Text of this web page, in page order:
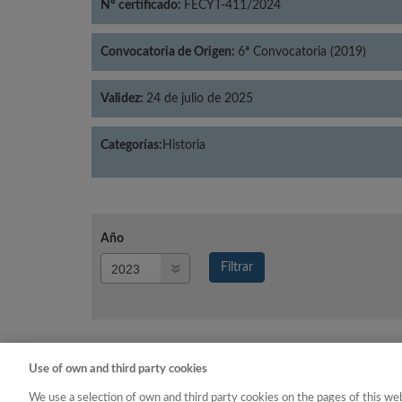
Nº certificado: FECYT-411/2024
Convocatoria de Origen: 6ª Convocatoria (2019)
Validez: 24 de julio de 2025
Categorías: Historia
Año
Filtrar
Año
Use of own and third party cookies
We use a selection of own and third party cookies on the pages of this